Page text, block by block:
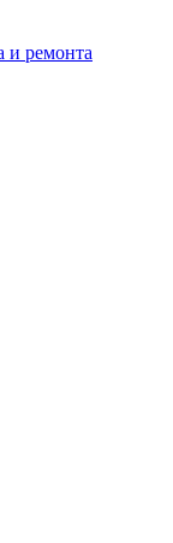
и ремонта